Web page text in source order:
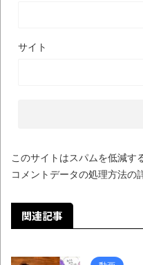
サイト
このサイトはスパムを低減す
コメントデータの処理方法の
関連記事